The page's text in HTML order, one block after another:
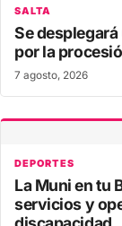
SALTA
Se
por la
7 agosto, 2026
DEPORTES
La Muni en tu
servicios y